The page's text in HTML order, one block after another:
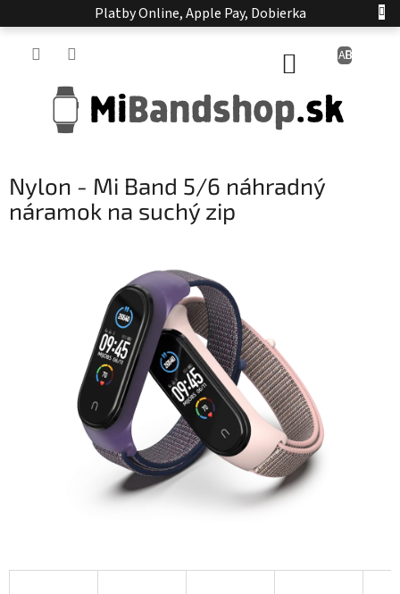
na
Platby Online, Apple Pay, Dobierka
NÁKUPNÝ
Nylon - Mi Band 5/6 náhradný
náramok na suchý zip